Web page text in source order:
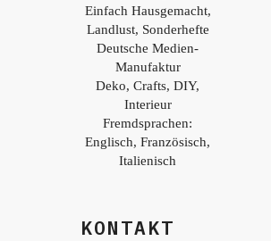
Einfach Hausgemacht,
Landlust, Sonderhefte
Deutsche Medien-
Manufaktur
Deko, Crafts, DIY,
Interieur
Fremdsprachen:
Englisch, Französisch,
Italienisch
KONTAKT